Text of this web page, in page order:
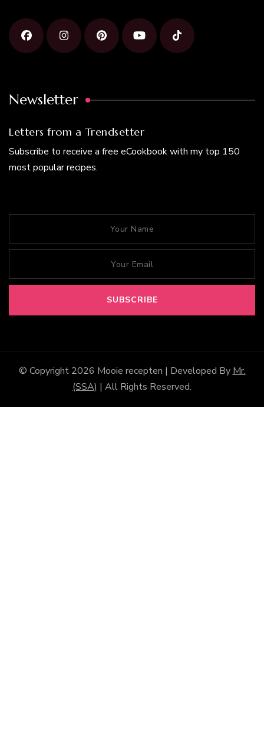
Newsletter
Letters from a Trendsetter
Subscribe to receive a free eCookbook with my top 150
most popular recipes.
© Copyright 2026 Mooie recepten | Developed By Mr.
(SSA) | All Rights Reserved.